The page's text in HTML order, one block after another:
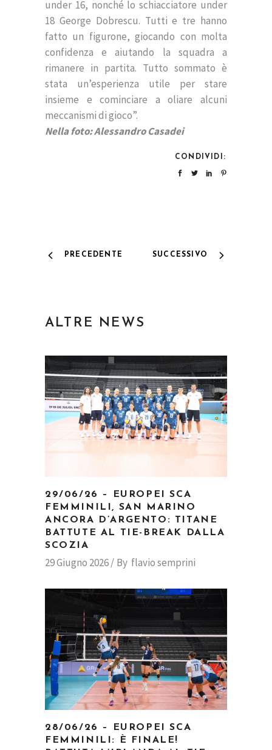
under 16, nonché lo schiacciatore under
18 George Dobrescu. Tutti e tre hanno
fatto un figurone, giocando con molta
confidenza e aiutando la squadra a
rimanere in partita. Tutto sommato è
stata un’esperienza utile per stare
insieme e cominciare a oliare alcuni
meccanismi di gioco”.
Nella foto: Alessandro Casadei
CONDIVIDI:
PRECEDENTE SUCCESSIVO
ALTRE NEWS
29/06/26 – EUROPEI SCA
FEMMINILI, SAN MARINO
ANCORA D’ARGENTO: TITANE
BATTUTE AL TIE-BREAK DALLA
SCOZIA
29 Giugno 2026 By flavio semprini
28/06/26 – EUROPEI SCA
FEMMINILI: È FINALE!